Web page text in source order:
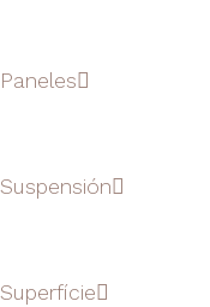
Paneles
Suspensión
Superfície